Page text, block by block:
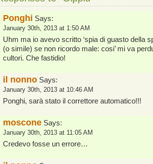
Ponghi Says:
January 30th, 2013 at 1:50 AM
Uhm ma io avevo scritto ‘spia di guasto della
(o simile) se non ricordo male: cosi’ mi va
cultori. Che fastidio!
il nonno Says:
January 30th, 2013 at 10:46 AM
Ponghi, sarà stato il correttore automatico!!!
moscone Says:
January 30th, 2013 at 11:05 AM
Credevo fosse un errore…